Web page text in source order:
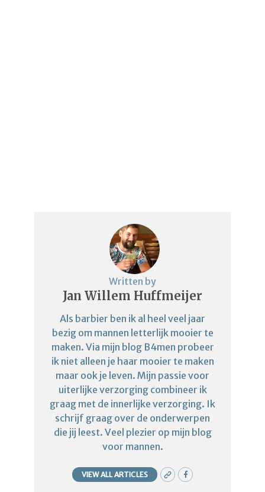
Written by
Jan Willem Huffmeijer
Als barbier ben ik al heel veel jaar
bezig om mannen letterlijk mooier te
maken. Via mijn blog B4men probeer
ik niet alleen je haar mooier te maken
maar ook je leven. Mijn passie voor
uiterlijke verzorging combineer ik
graag met de innerlijke verzorging. Ik
schrijf graag over de onderwerpen
die jij leest. Veel plezier op mijn blog
voor mannen.
VIEW ALL ARTICLES